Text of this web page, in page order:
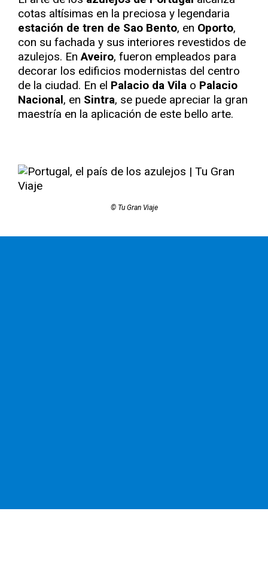
cotas altísimas en la preciosa y legendaria
estación de tren de Sao Bento, en Oporto,
con su fachada y sus interiores revestidos de
azulejos. EnAveiro, fueron empleados para
decorar los edificios modernistas del centro
de la ciudad. En el Palacio da Vila o Palacio
Nacional, en Sintra, se puede apreciar la gran
maestría en la aplicación de este bello arte.
© Tu Gran Viaje